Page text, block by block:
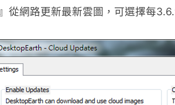
』從網路更新最新雲圖，可選擇每